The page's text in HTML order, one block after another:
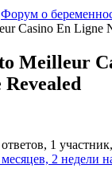
Форум о
Casino En Ligne
Meilleur
1
2 недели